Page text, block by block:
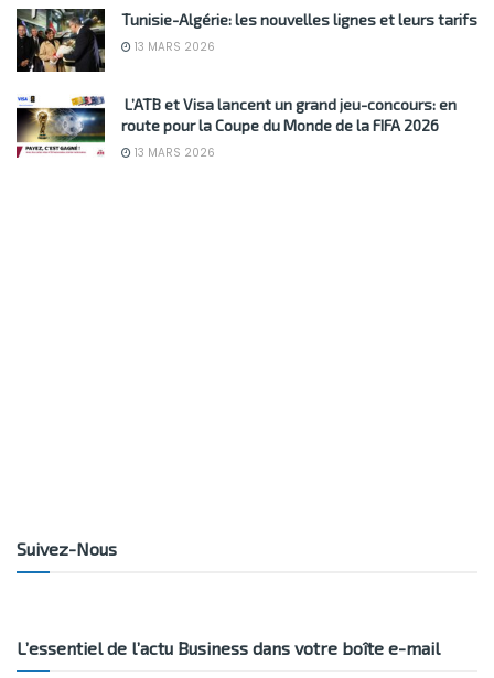
Tunisie-Algérie: les nouvelles lignes et leurs tarifs
13 MARS 2026
L’ATB et Visa lancent un grand jeu-concours: en
route pour la Coupe du Monde de la FIFA 2026
13 MARS 2026
Suivez-Nous
L’essentiel de l’actu Business dans votre boîte e-mail